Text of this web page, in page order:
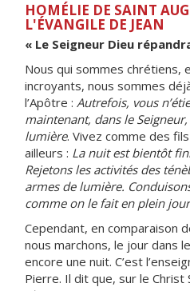
HOMÉLIE DE SAINT
L'ÉVANGILE DE JEAN
« Le Seigneur Dieu
Nous qui sommes chrétiens,
incroyants, nous sommes
l’Apôtre : Autrefois, vous
maintenant, dans le
lumière. Vivez comme des
ailleurs : La nuit est bientôt
Rejetons les activités des
armes de lumière.
comme on le fait en plein jour
Cependant, en comparaison
nous marchons, le jour dans
encore une nuit. C’est
Pierre. Il dit que, sur le Christ